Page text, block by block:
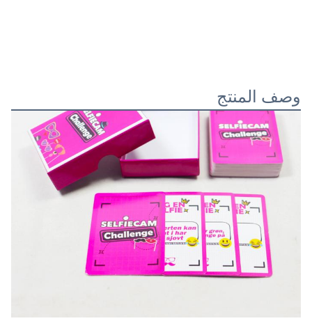
وصف المنتج